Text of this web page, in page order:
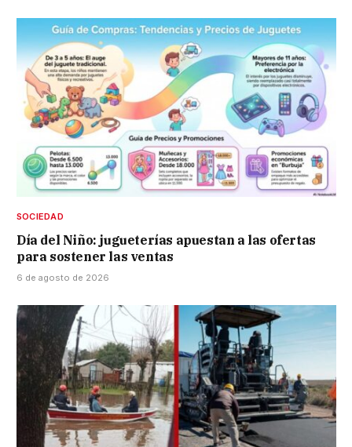
SOCIEDAD
Día del Niño: jugueterías apuestan a las ofertas
para sostener las ventas
6 de agosto de 2026